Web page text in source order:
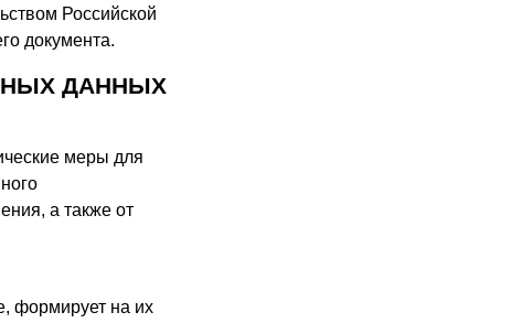
Российской
документа.
ДАННЫХ
меры для
а также от
формирует на их